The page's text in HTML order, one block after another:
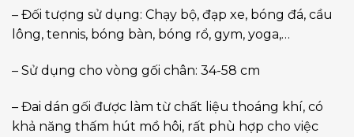
– Đối tượng sử dụng: Chạy bộ, đạp xe, bóng đá, cầu
lông, tennis, bóng bàn, bóng rổ, gym, yoga,…
– Sử dụng cho vòng gối chân: 34-58 cm
– Đai dán gối được làm từ chất liệu thoáng khí, có
khả năng thấm hút mồ hôi, rất phù hợp cho việc